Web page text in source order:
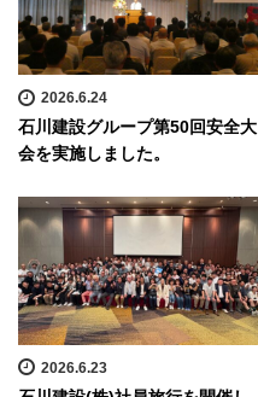
2026.6.24
石川建設グループ第50回安全大
会を実施しました。
2026.6.23